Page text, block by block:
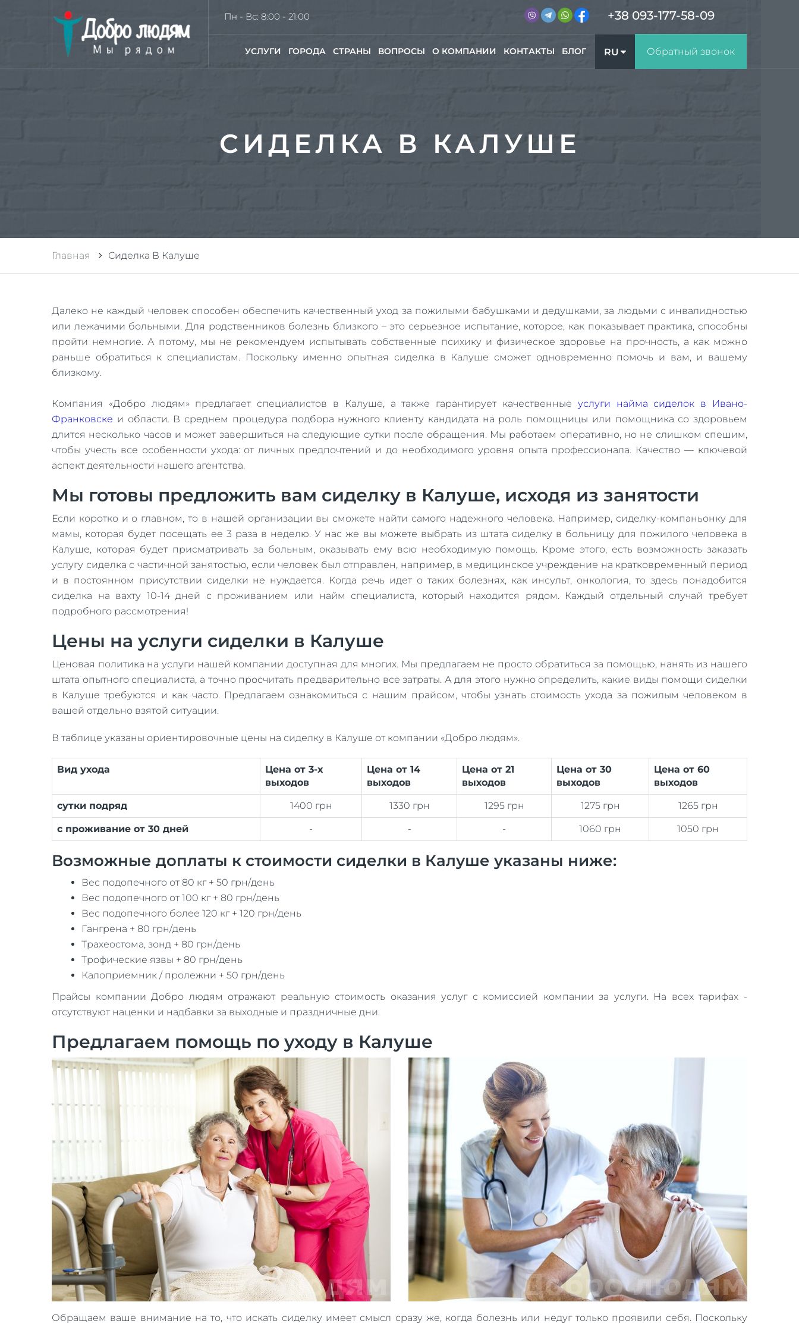
УСЛУГИ ГОРОДА СТРАНЫ ВОПРОСЫ О КОМПАНИИ КОНТАКТЫ БЛОГ RU Обратный звонок
+38 093-177-58-09
Пн - Вс: 8:00 - 21:00
СИДЕЛКА В КАЛУШЕ
Главная Сиделка В Калуше
Далеко не каждый человек способен обеспечить качественный уход за пожилыми бабушками и дедушками, за людьми с инвалидностью
или лежачими больными. Для родственников болезнь близкого – это серьезное испытание, которое, как показывает практика, способны
пройти немногие. А потому, мы не рекомендуем испытывать собственные психику и физическое здоровье на прочность, а как можно
раньше обратиться к специалистам. Поскольку именно опытная сиделка в Калуше сможет одновременно помочь и вам, и вашему
близкому.
Компания «Добро людям» предлагает специалистов в Калуше, а также гарантирует качественные услуги найма сиделок в Ивано-
Франковске и области. В среднем процедура подбора нужного клиенту кандидата на роль помощницы или помощника со здоровьем
длится несколько часов и может завершиться на следующие сутки после обращения. Мы работаем оперативно, но не слишком спешим,
чтобы учесть все особенности ухода: от личных предпочтений и до необходимого уровня опыта профессионала. Качество — ключевой
аспект деятельности нашего агентства.
Мы готовы предложить вам сиделку в Калуше, исходя из занятости
Если коротко и о главном, то в нашей организации вы сможете найти самого надежного человека. Например, сиделку-компаньонку для
мамы, которая будет посещать ее 3 раза в неделю. У нас же вы можете выбрать из штата сиделку в больницу для пожилого человека в
Калуше, которая будет присматривать за больным, оказывать ему всю необходимую помощь. Кроме этого, есть возможность заказать
услугу сиделка с частичной занятостью, если человек был отправлен, например, в медицинское учреждение на кратковременный период
и в постоянном присутствии сиделки не нуждается. Когда речь идет о таких болезнях, как инсульт, онкология, то здесь понадобится
сиделка на вахту 10-14 дней с проживанием или найм специалиста, который находится рядом. Каждый отдельный случай требует
подробного рассмотрения!
Цены на услуги сиделки в Калуше
Ценовая политика на услуги нашей компании доступная для многих. Мы предлагаем не просто обратиться за помощью, нанять из нашего
штата опытного специалиста, а точно просчитать предварительно все затраты. А для этого нужно определить, какие виды помощи сиделки
в Калуше требуются и как часто. Предлагаем ознакомиться с нашим прайсом, чтобы узнать стоимость ухода за пожилым человеком в
вашей отдельно взятой ситуации.
В таблице указаны ориентировочные цены на сиделку в Калуше от компании «Добро людям».
Вид ухода
Цена от 3-х
выходов
Цена от 14
выходов
Цена от 21
выходов
Цена от 30
выходов
Цена от 60
выходов
сутки подряд 1400 грн 1330 грн 1295 грн 1275 грн 1265 грн
с проживание от 30 дней - - - 1060 грн 1050 грн
Возможные доплаты к стоимости сиделки в Калуше указаны ниже:
Вес подопечного от 80 кг + 50 грн/день
Вес подопечного от 100 кг + 80 грн/день
Вес подопечного более 120 кг + 120 грн/день
Гангрена + 80 грн/день
Трахеостома, зонд + 80 грн/день
Трофические язвы + 80 грн/день
Калоприемник / пролежни + 50 грн/день
Прайсы компании Добро людям отражают реальную стоимость оказания услуг с комиссией компании за услуги. На всех тарифах -
отсутствуют наценки и надбавки за выходные и праздничные дни.
Предлагаем помощь по уходу в Калуше
Обращаем ваше внимание на то, что искать сиделку имеет смысл сразу же, когда болезнь или недуг только проявили себя. Поскольку